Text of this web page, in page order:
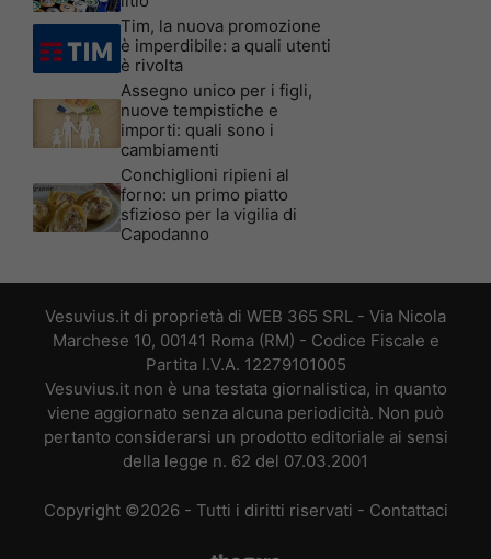
Tim, la nuova promozione
è imperdibile: a quali utenti
è rivolta
Assegno unico per i figli,
nuove tempistiche e
importi: quali sono i
cambiamenti
Conchiglioni ripieni al
forno: un primo piatto
sfizioso per la vigilia di
Capodanno
Vesuvius.it di proprietà di WEB 365 SRL - Via Nicola
Marchese 10, 00141 Roma (RM) - Codice Fiscale e
Partita I.V.A. 12279101005
Vesuvius.it non è una testata giornalistica, in quanto
viene aggiornato senza alcuna periodicità. Non può
pertanto considerarsi un prodotto editoriale ai sensi
della legge n. 62 del 07.03.2001
Copyright ©2026 - Tutti i diritti riservati - Contattaci